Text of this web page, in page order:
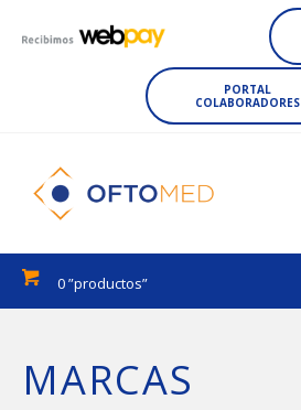
PORTAL
COLABORADORES
0 ”productos”
MARCAS